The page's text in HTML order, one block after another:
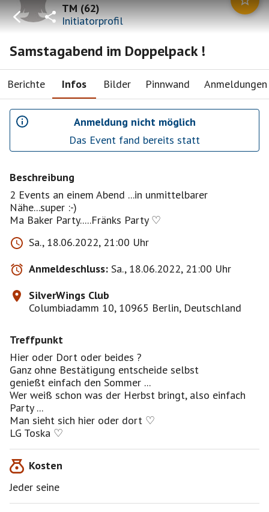
TM(62)
Initiatorprofil
Samstagabend im Doppelpack !
Berichte Infos Bilder Pinnwand Anmeldungen
Anmeldung nicht möglich
Das Event fand bereits statt
Beschreibung
2 Events an einem Abend ...in unmittelbarer
Nähe...super :-)
Ma Baker Party.....Fränks Party ♡
Sa., 18.06.2022, 21:00 Uhr
Anmeldeschluss: Sa., 18.06.2022, 21:00 Uhr
SilverWings Club
Columbiadamm 10, 10965 Berlin, Deutschland
Treffpunkt
Hier oder Dort oder beides ?
Ganz ohne Bestätigung entscheide selbst
genießt einfach den Sommer ...
Wer weiß schon was der Herbst bringt, also einfach
Party ...
Man sieht sich hier oder dort ♡
LG Toska ♡
Kosten
Jeder seine